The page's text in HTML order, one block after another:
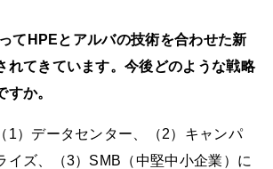
HPEとアルバの技術を合わせた新
れてきています。今後どのような戦略
すか。
）データセンター、（2）キャンパ
イズ、（3）SMB（中堅中小企業）に